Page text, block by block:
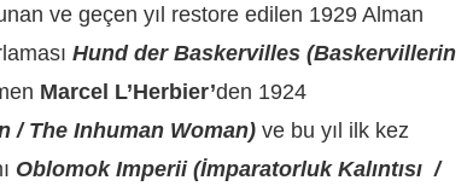
ve geçen yıl restore edilen 1929 Alman
Hund der Baskervilles (Baskervillerin
Marcel L’Herbier’den 1924
/ The Inhuman Woman) ve bu yıl ilk kez
Oblomok Imperii (İmparatorluk Kalıntısı /